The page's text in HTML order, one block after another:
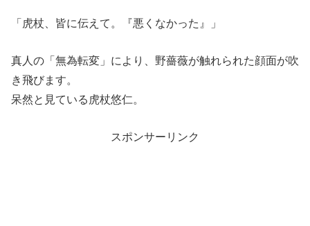
「虎杖、皆に伝えて。『悪くなかった』」
真人の「無為転変」により、野薔薇が触れられた顔面が吹
き飛びます。
呆然と見ている虎杖悠仁。
スポンサーリンク